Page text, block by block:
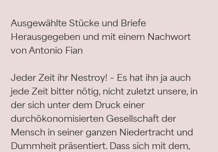
Ausgewählte Stücke und Briefe
Herausgegeben und mit einem Nachwort
von Antonio Fian
Jeder Zeit ihr Nestroy! – Es hat ihn ja auch
jede Zeit bitter nötig, nicht zuletzt unsere, in
der sich unter dem Druck einer
durchökonomisierten Gesellschaft der
Mensch in seiner ganzen Niedertracht und
Dummheit präsentiert. Dass sich mit dem,